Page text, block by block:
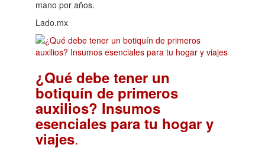
mano por años.
Lado.mx
¿Qué debe tener un
botiquín de primeros
auxilios? Insumos
esenciales para tu hogar y
viajes.